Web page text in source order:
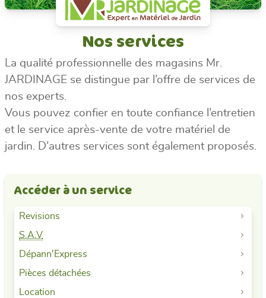
Nos services
La qualité professionnelle des magasins Mr.
JARDINAGE se distingue par l’offre de services de
nos experts.
Vous pouvez confier en toute confiance l’entretien
et le service après-vente de votre matériel de
jardin. D’autres services sont également proposés.
Accéder à un service
Revisions
S.A.V
Dépann'Express
Pièces détachées
Location